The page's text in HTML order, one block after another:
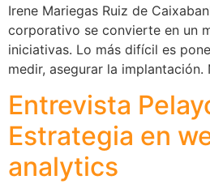
Irene Mariegas Ruiz de
corporativo se convierte en un
iniciativas. Lo más difícil es
medir, asegurar la
Entrevista
Estrategia en
analytics